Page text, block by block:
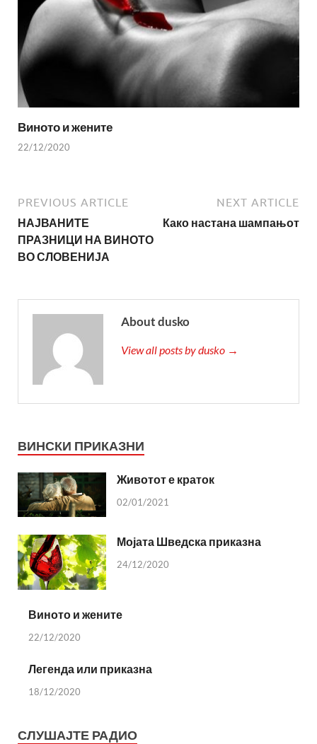
Виното и жените
22/12/2020
PREVIOUS ARTICLE
НАЈВАНИТЕ
ПРАЗНИЦИ НА ВИНОТО
ВО СЛОВЕНИЈА
NEXT ARTICLE
Како настана шампањот
About dusko
View all posts by dusko →
ВИНСКИ ПРИКАЗНИ
Животот е краток
02/01/2021
Мојата Шведска приказна
24/12/2020
Виното и жените
22/12/2020
Легенда или приказна
18/12/2020
СЛУШАЈТЕ РАДИО